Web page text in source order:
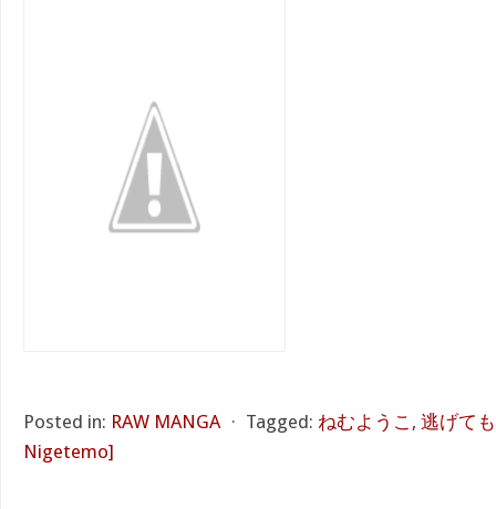
Posted in: RAW MANGA ⋅ Tagged: ねむようこ , 逃げて
Nigetemo]